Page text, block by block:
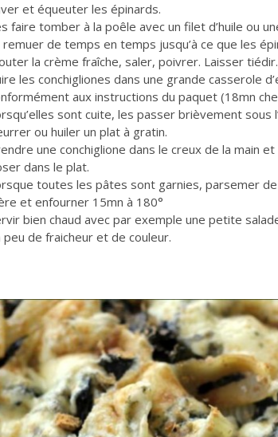
et équeuter les épinards.
faire tomber à la poêle avec un filet d’huile ou
de temps en temps jusqu’à ce que les
la crème fraîche, saler, poivrer. Laisser tiédir.
les conchigliones dans une grande casserole
aux instructions du paquet (18mn
sont cuite, les passer brièvement sous
ou huiler un plat à gratin.
une conchiglione dans le creux de la main et
dans le plat.
toutes les pâtes sont garnies, parsemer
et enfourner 15mn à 180°
bien chaud avec par exemple une petite
peu de fraicheur et de couleur.